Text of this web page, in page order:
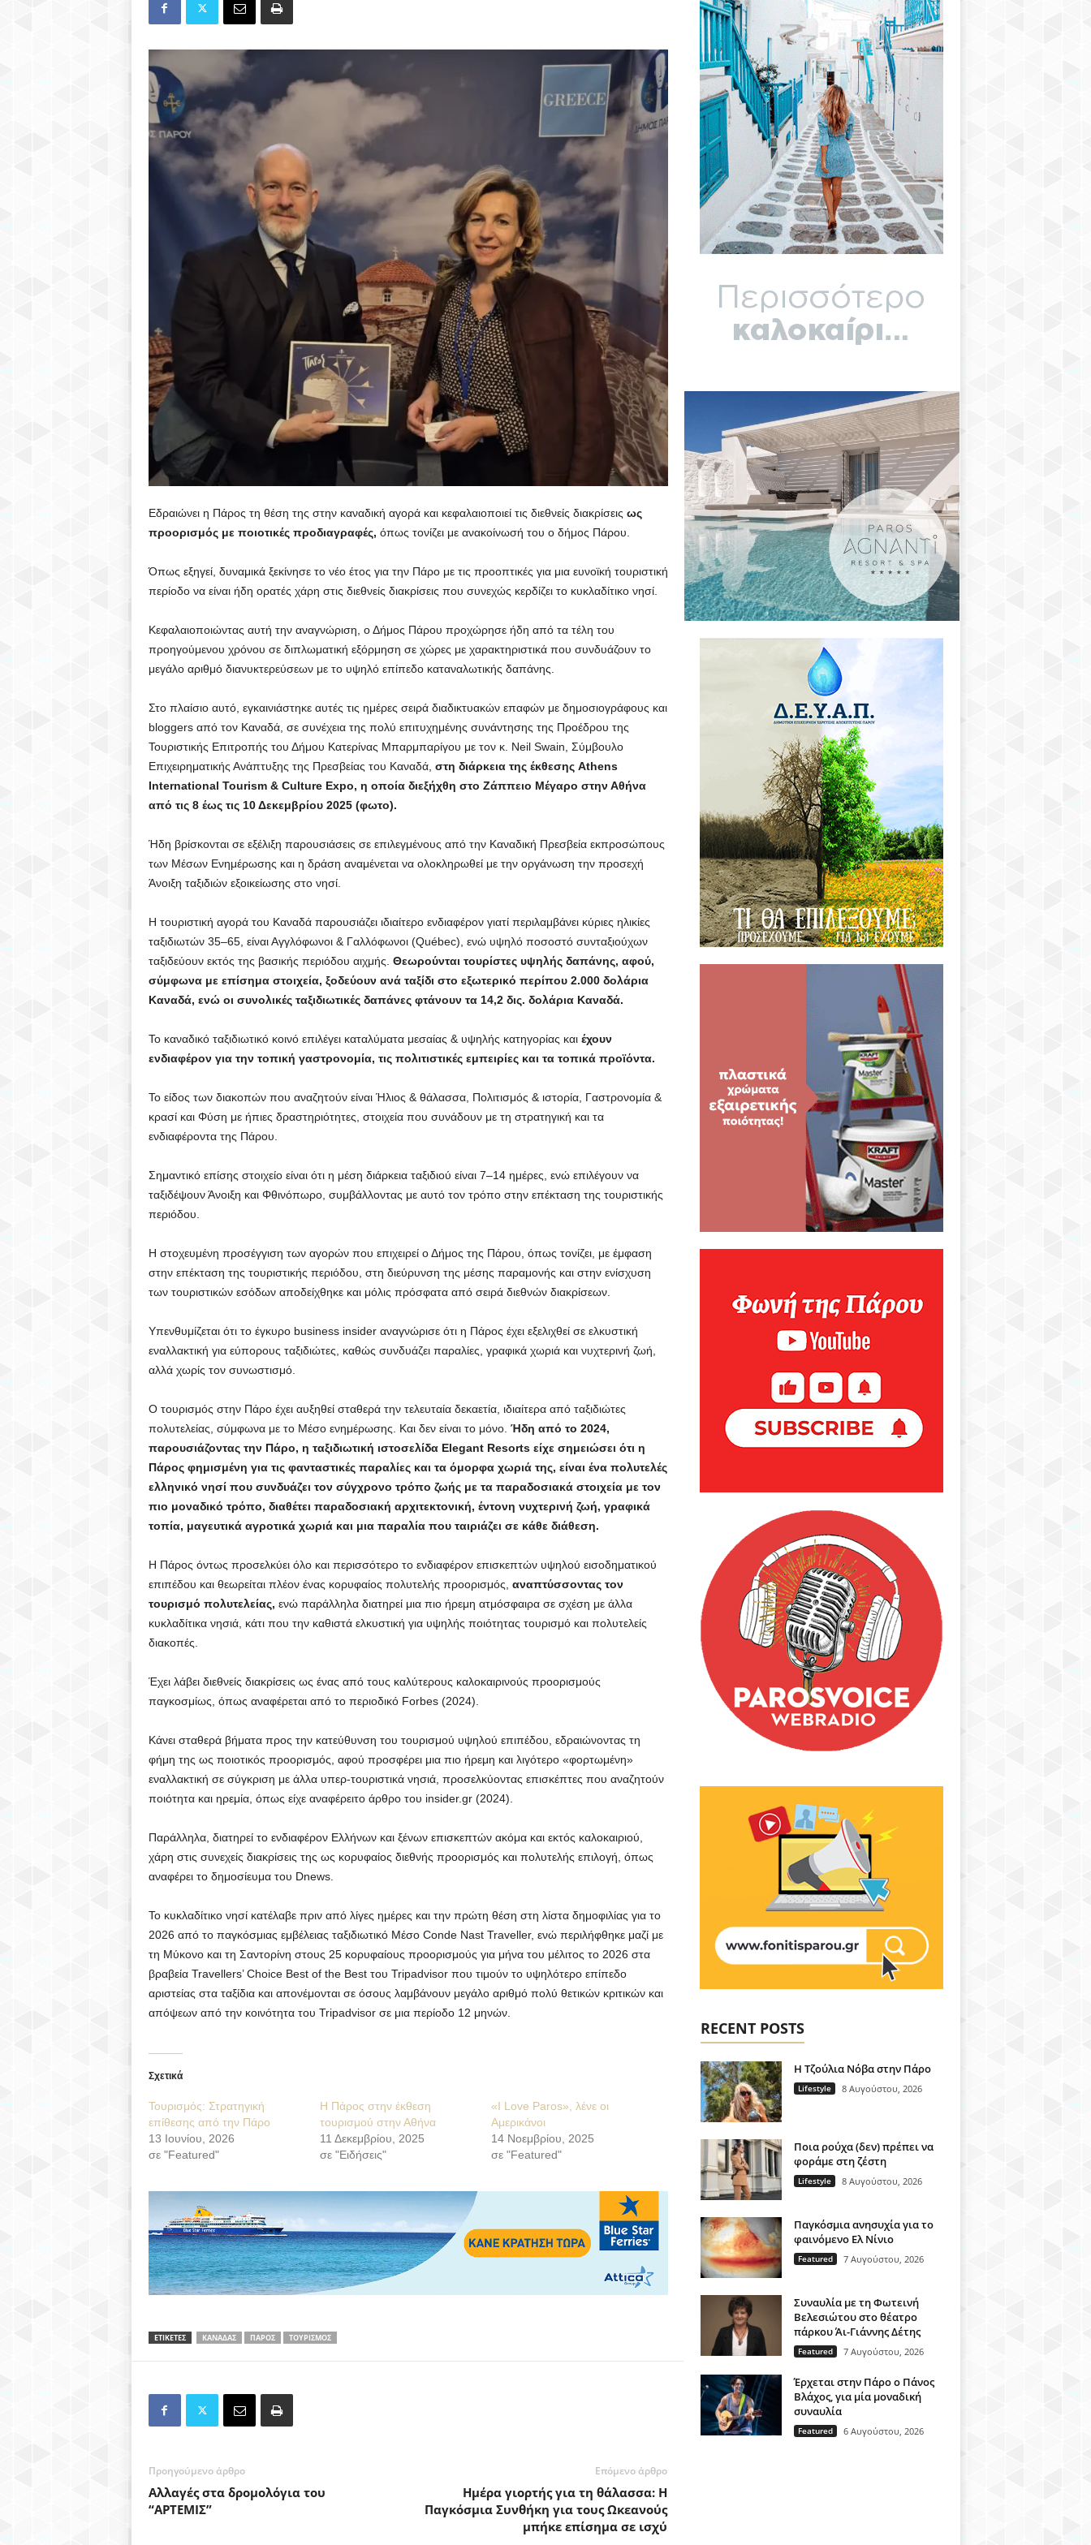
Εδραιώνει η Πάρος τη θέση της στην καναδική αγορά και κεφαλαιοποιεί τις διεθνείς διακρίσεις ως
προορισμός με ποιοτικές προδιαγραφές, όπως τονίζει με ανακοίνωσή του ο δήμος Πάρου.
Όπως εξηγεί, δυναμικά ξεκίνησε το νέο έτος για την Πάρο με τις προοπτικές για μια ευνοϊκή τουριστική
περίοδο να είναι ήδη ορατές χάρη στις διεθνείς διακρίσεις που συνεχώς κερδίζει το κυκλαδίτικο νησί.
Κεφαλαιοποιώντας αυτή την αναγνώριση, ο Δήμος Πάρου προχώρησε ήδη από τα τέλη του
προηγούμενου χρόνου σε διπλωματική εξόρμηση σε χώρες με χαρακτηριστικά που συνδυάζουν το
μεγάλο αριθμό διανυκτερεύσεων με το υψηλό επίπεδο καταναλωτικής δαπάνης.
Στο πλαίσιο αυτό, εγκαινιάστηκε αυτές τις ημέρες σειρά διαδικτυακών επαφών με δημοσιογράφους και
bloggers από τον Καναδά, σε συνέχεια της πολύ επιτυχημένης συνάντησης της Προέδρου της
Τουριστικής Επιτροπής του Δήμου Κατερίνας Μπαρμπαρίγου με τον κ. Neil Swain, Σύμβουλο
Επιχειρηματικής Ανάπτυξης της Πρεσβείας του Καναδά, στη διάρκεια της έκθεσης Athens
International Tourism & Culture Expo, η οποία διεξήχθη στο Ζάππειο Μέγαρο στην Αθήνα
από τις 8 έως τις 10 Δεκεμβρίου 2025 (φωτο).
Ήδη βρίσκονται σε εξέλιξη παρουσιάσεις σε επιλεγμένους από την Καναδική Πρεσβεία εκπροσώπους
των Μέσων Ενημέρωσης και η δράση αναμένεται να ολοκληρωθεί με την οργάνωση την προσεχή
Άνοιξη ταξιδιών εξοικείωσης στο νησί.
Η τουριστική αγορά του Καναδά παρουσιάζει ιδιαίτερο ενδιαφέρον γιατί περιλαμβάνει κύριες ηλικίες
ταξιδιωτών 35–65, είναι Αγγλόφωνοι & Γαλλόφωνοι (Québec), ενώ υψηλό ποσοστό συνταξιούχων
ταξιδεύουν εκτός της βασικής περιόδου αιχμής. Θεωρούνται τουρίστες υψηλής δαπάνης, αφού,
σύμφωνα με επίσημα στοιχεία, ξοδεύουν ανά ταξίδι στο εξωτερικό περίπου 2.000 δολάρια
Καναδά, ενώ οι συνολικές ταξιδιωτικές δαπάνες φτάνουν τα 14,2 δις. δολάρια Καναδά.
Το καναδικό ταξιδιωτικό κοινό επιλέγει καταλύματα μεσαίας & υψηλής κατηγορίας και έχουν
ενδιαφέρον για την τοπική γαστρονομία, τις πολιτιστικές εμπειρίες και τα τοπικά προϊόντα.
Το είδος των διακοπών που αναζητούν είναι Ήλιος & θάλασσα, Πολιτισμός & ιστορία, Γαστρονομία &
κρασί και Φύση με ήπιες δραστηριότητες, στοιχεία που συνάδουν με τη στρατηγική και τα
ενδιαφέροντα της Πάρου.
Σημαντικό επίσης στοιχείο είναι ότι η μέση διάρκεια ταξιδιού είναι 7–14 ημέρες, ενώ επιλέγουν να
ταξιδέψουν Άνοιξη και Φθινόπωρο, συμβάλλοντας με αυτό τον τρόπο στην επέκταση της τουριστικής
περιόδου.
Η στοχευμένη προσέγγιση των αγορών που επιχειρεί ο Δήμος της Πάρου, όπως τονίζει, με έμφαση
στην επέκταση της τουριστικής περιόδου, στη διεύρυνση της μέσης παραμονής και στην ενίσχυση
των τουριστικών εσόδων αποδείχθηκε και μόλις πρόσφατα από σειρά διεθνών διακρίσεων.
Υπενθυμίζεται ότι το έγκυρο business insider αναγνώρισε ότι η Πάρος έχει εξελιχθεί σε ελκυστική
εναλλακτική για εύπορους ταξιδιώτες, καθώς συνδυάζει παραλίες, γραφικά χωριά και νυχτερινή ζωή,
αλλά χωρίς τον συνωστισμό.
Ο τουρισμός στην Πάρο έχει αυξηθεί σταθερά την τελευταία δεκαετία, ιδιαίτερα από ταξιδιώτες
πολυτελείας, σύμφωνα με το Μέσο ενημέρωσης. Και δεν είναι το μόνο. Ήδη από το 2024,
παρουσιάζοντας την Πάρο, η ταξιδιωτική ιστοσελίδα Elegant Resorts είχε σημειώσει ότι η
Πάρος φημισμένη για τις φανταστικές παραλίες και τα όμορφα χωριά της, είναι ένα πολυτελές
ελληνικό νησί που συνδυάζει τον σύγχρονο τρόπο ζωής με τα παραδοσιακά στοιχεία με τον
πιο μοναδικό τρόπο, διαθέτει παραδοσιακή αρχιτεκτονική, έντονη νυχτερινή ζωή, γραφικά
τοπία, μαγευτικά αγροτικά χωριά και μια παραλία που ταιριάζει σε κάθε διάθεση.
Η Πάρος όντως προσελκύει όλο και περισσότερο το ενδιαφέρον επισκεπτών υψηλού εισοδηματικού
επιπέδου και θεωρείται πλέον ένας κορυφαίος πολυτελής προορισμός, αναπτύσσοντας τον
τουρισμό πολυτελείας, ενώ παράλληλα διατηρεί μια πιο ήρεμη ατμόσφαιρα σε σχέση με άλλα
κυκλαδίτικα νησιά, κάτι που την καθιστά ελκυστική για υψηλής ποιότητας τουρισμό και πολυτελείς
διακοπές.
Έχει λάβει διεθνείς διακρίσεις ως ένας από τους καλύτερους καλοκαιρινούς προορισμούς
παγκοσμίως, όπως αναφέρεται από το περιοδικό Forbes (2024).
Κάνει σταθερά βήματα προς την κατεύθυνση του τουρισμού υψηλού επιπέδου, εδραιώνοντας τη
φήμη της ως ποιοτικός προορισμός, αφού προσφέρει μια πιο ήρεμη και λιγότερο «φορτωμένη»
εναλλακτική σε σύγκριση με άλλα υπερ-τουριστικά νησιά, προσελκύοντας επισκέπτες που αναζητούν
ποιότητα και ηρεμία, όπως είχε αναφέρειτο άρθρο του insider.gr (2024).
Παράλληλα, διατηρεί το ενδιαφέρον Ελλήνων και ξένων επισκεπτών ακόμα και εκτός καλοκαιριού,
χάρη στις συνεχείς διακρίσεις της ως κορυφαίος διεθνής προορισμός και πολυτελής επιλογή, όπως
αναφέρει το δημοσίευμα του Dnews.
Το κυκλαδίτικο νησί κατέλαβε πριν από λίγες ημέρες και την πρώτη θέση στη λίστα δημοφιλίας για το
2026 από το παγκόσμιας εμβέλειας ταξιδιωτικό Μέσο Conde Nast Traveller, ενώ περιλήφθηκε μαζί με
τη Μύκονο και τη Σαντορίνη στους 25 κορυφαίους προορισμούς για μήνα του μέλιτος το 2026 στα
βραβεία Travellers’ Choice Best of the Best του Tripadvisor που τιμούν το υψηλότερο επίπεδο
αριστείας στα ταξίδια και απονέμονται σε όσους λαμβάνουν μεγάλο αριθμό πολύ θετικών κριτικών και
απόψεων από την κοινότητα του Tripadvisor σε μια περίοδο 12 μηνών.
Σχετικά
Τουρισμός: Στρατηγική
επίθεσης από την Πάρο
13 Ιουνίου, 2026
σε "Featured"
Η Πάρος στην έκθεση
τουρισμού στην Αθήνα
11 Δεκεμβρίου, 2025
σε "Ειδήσεις"
«I Love Paros», λένε οι
Αμερικάνοι
14 Νοεμβρίου, 2025
σε "Featured"
ΕΤΙΚΕΤΕΣ ΚΑΝΑΔΑΣ ΠΑΡΟΣ ΤΟΥΡΙΣΜΟΣ
Προηγούμενο άρθρο
Αλλαγές στα δρομολόγια του
“ΑΡΤΕΜΙΣ”
Επόμενο άρθρο
Ημέρα γιορτής για τη θάλασσα: Η
Παγκόσμια Συνθήκη για τους Ωκεανούς
μπήκε επίσημα σε ισχύ
RECENT POSTS
H Τζούλια Νόβα στην Πάρο
Lifestyle 8 Αυγούστου, 2026
Ποια ρούχα (δεν) πρέπει να
φοράμε στη ζέστη
Lifestyle 8 Αυγούστου, 2026
Παγκόσμια ανησυχία για το
φαινόμενο Ελ Νίνιο
Featured 7 Αυγούστου, 2026
Συναυλία με τη Φωτεινή
Βελεσιώτου στο θέατρο
πάρκου Άι-Γιάννης Δέτης
Featured 7 Αυγούστου, 2026
Έρχεται στην Πάρο ο Πάνος
Βλάχος, για μία μοναδική
συναυλία
Featured 6 Αυγούστου, 2026